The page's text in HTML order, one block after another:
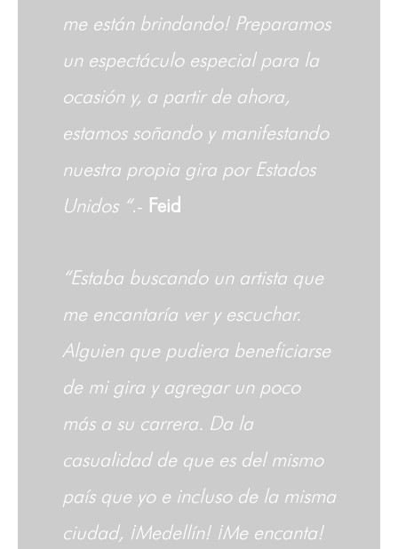
me están brindando! Preparamos
un espectáculo especial para la
ocasión y, a partir de ahora,
estamos soñando y manifestando
nuestra propia gira por Estados
Unidos “.- Feid
“Estaba buscando un artista que
me encantaría ver y escuchar.
Alguien que pudiera beneficiarse
de mi gira y agregar un poco
más a su carrera. Da la
casualidad de que es del mismo
país que yo e incluso de la misma
ciudad, ¡Medellín! ¡Me encanta!